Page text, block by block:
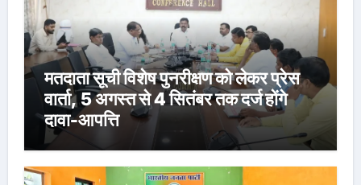
मतदाता सूची विशेष पुनरीक्षण को लेकर प्रेस
वार्ता, 5 अगस्त से 4 सितंबर तक दर्ज होंगे
दावा-आपत्ति